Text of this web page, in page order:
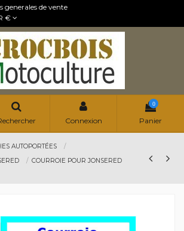
generales de vente
€
Connexion
0
Panier
AUTOPORTÉES
COURROIE POUR JONSERED